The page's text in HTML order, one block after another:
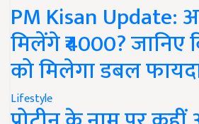
PM Kisan Update:
मिलेंगे ₹4000? जानिए
को मिलेगा डबल
Lifestyle